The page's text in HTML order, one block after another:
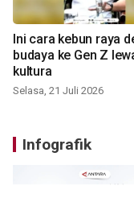
Ini cara kebun raya
budaya ke Gen Z
kultura
Selasa, 21 Juli 2026
Infografik